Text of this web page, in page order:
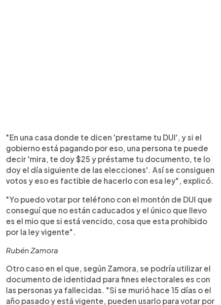
"En una casa donde te dicen 'prestame tu DUI', y si el
gobierno está pagando por eso, una persona te puede
decir 'mira, te doy $25 y préstame tu documento, te lo
doy el día siguiente de las elecciones'. Así se consiguen
votos y eso es factible de hacerlo con esa ley", explicó.
"Yo puedo votar por teléfono con el montón de DUI que
conseguí que no están caducados y el único que llevo
es el mio que si está vencido, cosa que esta prohibido
por la ley vigente".
Rubén Zamora
Otro caso en el que, según Zamora, se podría utilizar el
documento de identidad para fines electorales es con
las personas ya fallecidas. "Si se murió hace 15 días o el
año pasado y está vigente, pueden usarlo para votar por